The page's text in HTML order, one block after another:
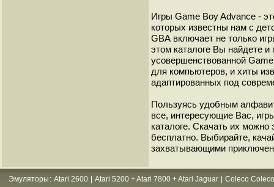
Игры Game Boy Advance -
которых известны нам с
GВА включает не только
этом каталоге Вы найдете
усовершенствованной
для компьютеров, и хиты
адаптированных под
Пользуясь удобным
все, интересующие Вас,
каталоге. Скачать их
бесплатно. Выбирайте,
захватывающими
Эмуляторы : Atari 2600 Atari 5200 + Atari 7800 + Atari Jaguar
Coleco